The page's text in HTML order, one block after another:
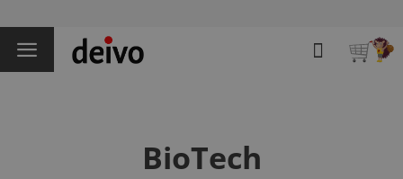
na
obsah
Hľadať
BioTech